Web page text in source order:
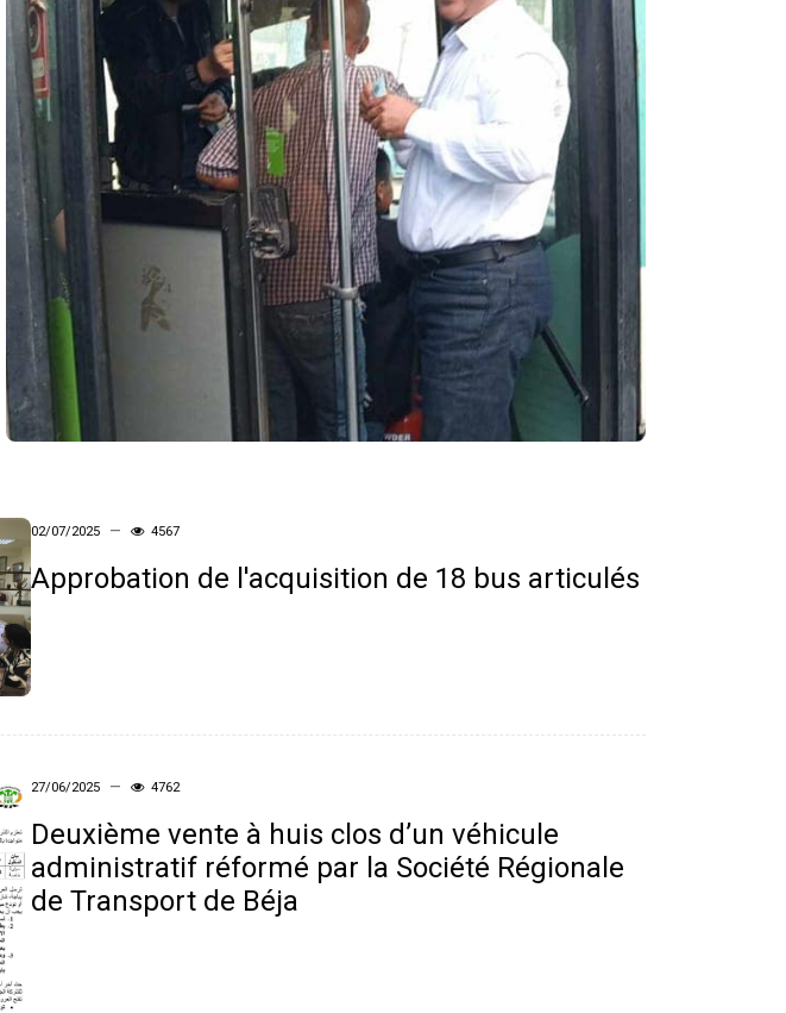
02/07/2025 4567
Approbation de l'acquisition de 18 bus articulés
27/06/2025 4762
Deuxième vente à huis clos d’un véhicule
administratif réformé par la Société Régionale
de Transport de Béja